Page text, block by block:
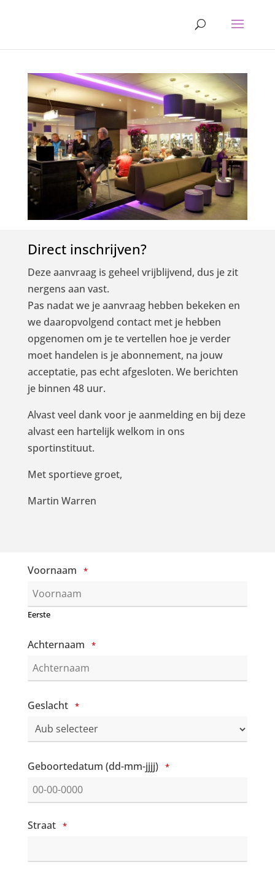
Direct inschrijven?
Deze aanvraag is geheel vrijblijvend, dus je zit
nergens aan vast.
Pas nadat we je aanvraag hebben bekeken en
we daaropvolgend contact met je hebben
opgenomen om je te vertellen hoe je verder
moet handelen is je abonnement, na jouw
acceptatie, pas echt afgesloten. We berichten
je binnen 48 uur.
Alvast veel dank voor je aanmelding en bij deze
alvast een hartelijk welkom in ons
sportinstituut.
Met sportieve groet,
Martin Warren
Voornaam *
Eerste
Achternaam *
Geslacht *
Geboortedatum (dd-mm-jjjj) *
Email
Straat *